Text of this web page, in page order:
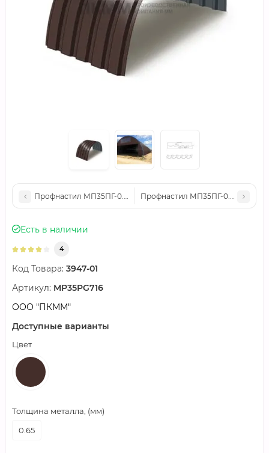
Профнастил МП35ПГ-0.5, Ширина-1035, Полиэстер RAL8017
Профнастил МП35ПГ-0.7, Ширина-
Есть в наличии
4
Код Товара: 3947-01
Артикул: MP35PG716
ООО "ПКММ"
Доступные варианты
Цвет
Толщина металла, (мм)
0.65